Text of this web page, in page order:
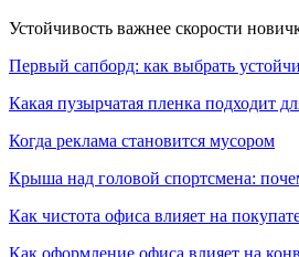
Устойчивость важнее скорости
Первый сапборд: как выбрать
Какая пузырчатая пленка подходит
Когда реклама становится мусором
Крыша над головой спортсмена:
Как чистота офиса влияет на
Как оформление офиса влияет на